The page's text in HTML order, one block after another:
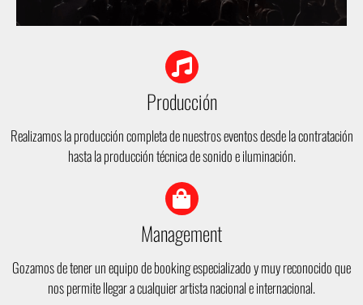
Producción
Realizamos la producción completa de nuestros eventos desde la contratación
hasta la producción técnica de sonido e iluminación.
Management
Gozamos de tener un equipo de booking especializado y muy reconocido que
nos permite llegar a cualquier artista nacional e internacional.